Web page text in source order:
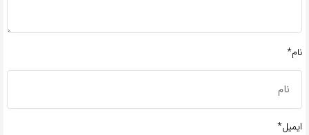
نام*
ایمیل*